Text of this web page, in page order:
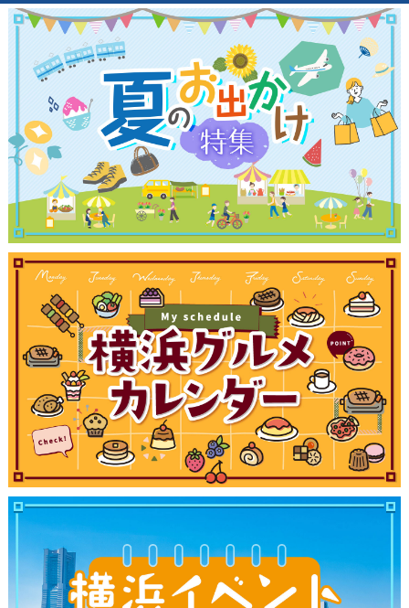
観光ガイド
ランキング
ブログ記事
サイトについて